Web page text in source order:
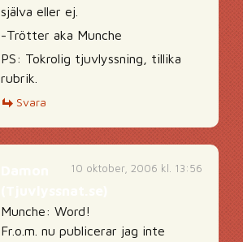
själva eller ej.
-Trötter aka Munche
PS: Tokrolig tjuvlyssning, tillika
rubrik.
Svara
10 oktober, 2006 kl. 13:56
Munche: Word!
Fr.o.m. nu publicerar jag inte